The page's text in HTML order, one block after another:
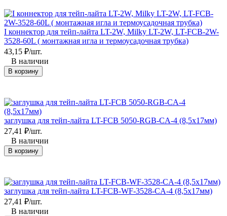
I коннектор для тейп-лайта LT-2W, Milky LT-2W, LT-FCB-2W-
3528-60L ( монтажная игла и термоусадочная трубка)
43,15 ₽/шт.
В наличии
В корзину
заглушка для тейп-лайта LT-FCB 5050-RGB-CA-4 (8,5х17мм)
27,41 ₽/шт.
В наличии
В корзину
заглушка для тейп-лайта LT-FCB-WF-3528-CA-4 (8,5х17мм)
27,41 ₽/шт.
В наличии